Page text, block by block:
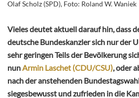
Olaf Scholz (SPD), Foto: Roland W. Waniek
Vieles deutet aktuell darauf hin, dass
deutsche Bundeskanzler sich nur der
sehr geringen Teils der Bevölkerung
nunArmin Laschet (CDU/CSU), oder
nach der anstehenden
siegesbewusst und zufrieden in die